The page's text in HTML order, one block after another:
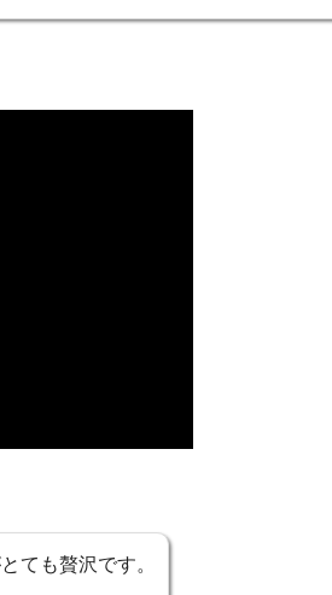
ても贅沢です。